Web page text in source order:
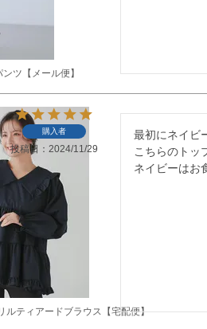
ツ【メール便】
ルティアードブラウス【宅配便】
購入者
投稿日 2024/11/29
最初にネイビ
こちらのトッ
ネイビーはお